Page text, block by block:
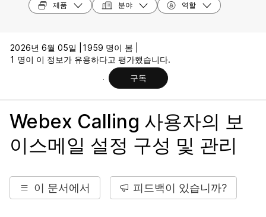
제품 분야 역할
2026년 6월 05일 |
1959 명이 봄 |
1 명이 이 정보가 유용하다고 평가했습니다.
구독
Webex Calling 사용자의 보
이스메일 설정 구성 및 관리
이 문서에서 피드백이 있습니까?